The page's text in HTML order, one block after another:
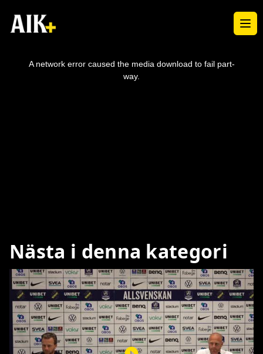
A network error caused the media download to fail part-
way.
Nästa i denna kategori